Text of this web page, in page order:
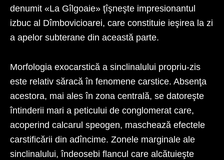
denumit «La Gîlgoaie» ţîşneşte impresionantul
izbuc al Dîmbovicioarei, care constituie ieşirea la zi
a apelor subterane din această parte.
Morfologia exocarstică a sinclinalului propriu-zis
este relativ săracă în fenomene carstice. Absenţa
acestora, mai ales în zona centrală, se datoreşte
întinderii mari a peticului de conglomerat care,
acoperind calcarul speogen, maschează efectele
carstificării din adîncime. Zonele marginale ale
sinclinalului, îndeosebi flancul care alcătuieşte